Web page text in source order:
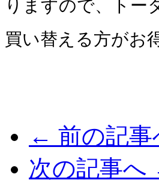
りますので、トー
買い替える方がお
← 前の記事
次の記事へ